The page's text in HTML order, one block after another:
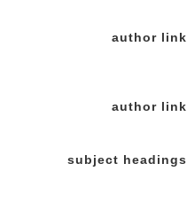
author link
author link
subject headings